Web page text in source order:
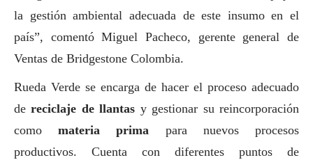
la gestión ambiental adecuada de este insumo en el
país”, comentó Miguel Pacheco, gerente general de
Ventas de Bridgestone Colombia.
Rueda Verde se encarga de hacer el proceso adecuado
dereciclaje de llantas y gestionar su reincorporación
comomateria prima para nuevos procesos
productivos. Cuenta con diferentes puntos de